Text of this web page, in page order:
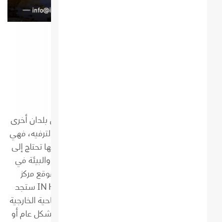
السياحة الخارجية السياحة الخارجية هي السفر إلى بلدان أخرى
للاستمتاع بالمناظر الطبيعية والثقافات والتاريخ والترفيه، فهي
تعزز التبادل الثقافي والاقتصادي بين الدول ولكنها تحتاج إلى
التخطيط والتنظيم والاحترام للقوانين والعادات والبيئة في
البلدان المضيفة، وهذا ما سنتعرف عليه في موقع مركز
السياحة IN HUB . في موقع مركز السياحة IN HUB ستجد
معلومات مفيدة ونصائح عن أفضل الوجهات السياحية الخارجية
حول العالم سواء إلي الدول الخليجية أو العربية بشكل عام أو